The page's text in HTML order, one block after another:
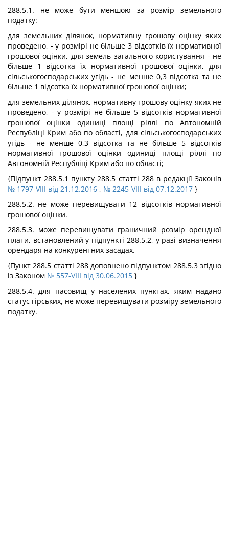
288.5.1. не може бути меншою за розмір земельного
податку:
для земельних ділянок, нормативну грошову оцінку яких
проведено, - у розмірі не більше 3 відсотків їх нормативної
грошової оцінки, для земель загального користування - не
більше 1 відсотка їх нормативної грошової оцінки, для
сільськогосподарських угідь - не менше 0,3 відсотка та не
більше 1 відсотка їх нормативної грошової оцінки;
для земельних ділянок, нормативну грошову оцінку яких не
проведено, - у розмірі не більше 5 відсотків нормативної
грошової оцінки одиниці площі ріллі по Автономній
Республіці Крим або по області, для сільськогосподарських
угідь - не менше 0,3 відсотка та не більше 5 відсотків
нормативної грошової оцінки одиниці площі ріллі по
Автономній Республіці Крим або по області;
{Підпункт 288.5.1 пункту 288.5 статті 288 в редакції Законів
№ 1797-VIII від 21.12.2016 , № 2245-VIII від 07.12.2017 }
288.5.2. не може перевищувати 12 відсотків нормативної
грошової оцінки.
288.5.3. може перевищувати граничний розмір орендної
плати, встановлений у підпункті 288.5.2, у разі визначення
орендаря на конкурентних засадах.
{Пункт 288.5 статті 288 доповнено підпунктом 288.5.3 згідно
із Законом № 557-VIII від 30.06.2015 }
288.5.4. для пасовищ у населених пунктах, яким надано
статус гірських, не може перевищувати розміру земельного
податку.